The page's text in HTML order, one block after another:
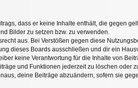
dass er keine Inhalte enthält, die gegen
Bilder zu setzen bzw. zu verwenden.
aus. Bei Verstößen gegen diese
dieses Boards ausschließen und dir ein
keine Verantwortung für die Inhalte von
und Funktionen jederzeit zu löschen oder
deine Beiträge abzuändern, sofern sie